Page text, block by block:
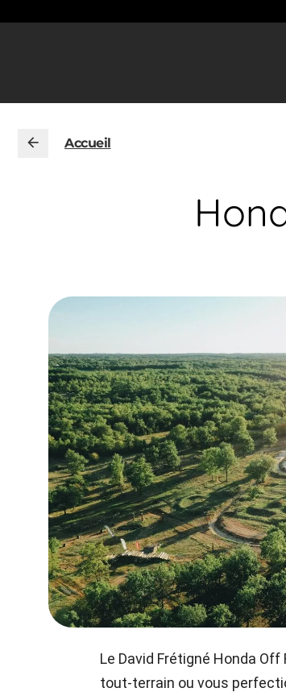
Accueil
Le David Frétigné Honda
tout-terrain ou vous